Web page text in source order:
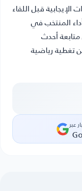
قبل اللقاء
المنتخب في
أحدث
تغطية رياضية
عبر